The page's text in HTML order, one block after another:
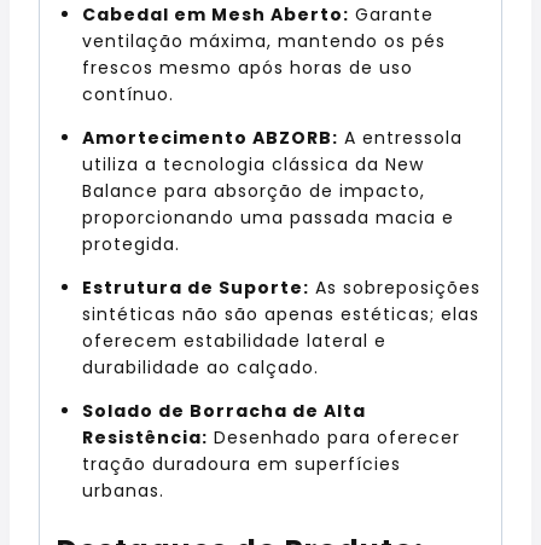
Cabedal em Mesh Aberto: Garante
ventilação máxima, mantendo os pés
frescos mesmo após horas de uso
contínuo.
Amortecimento ABZORB: A entressola
utiliza a tecnologia clássica da New
Balance para absorção de impacto,
proporcionando uma passada macia e
protegida.
Estrutura de Suporte: As sobreposições
sintéticas não são apenas estéticas; elas
oferecem estabilidade lateral e
durabilidade ao calçado.
Solado de Borracha de Alta
Resistência: Desenhado para oferecer
tração duradoura em superfícies
urbanas.